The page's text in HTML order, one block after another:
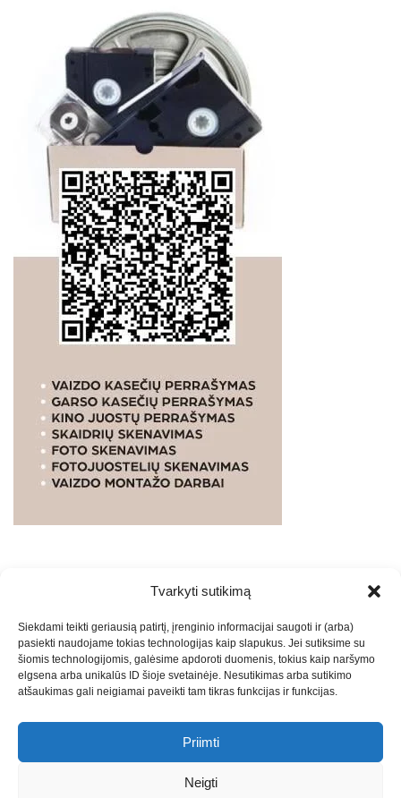
Tvarkyti sutikimą
Siekdami teikti geriausią patirtį, įrenginio informacijai saugoti ir (arba)
pasiekti naudojame tokias technologijas kaip slapukus. Jei sutiksime su
šiomis technologijomis, galėsime apdoroti duomenis, tokius kaip naršymo
elgsena arba unikalūs ID šioje svetainėje. Nesutikimas arba sutikimo
atšaukimas gali neigiamai paveikti tam tikras funkcijas ir funkcijas.
Priimti
Neigti
PASLAUGOS. SEO tekstų rašymas, turinio kūrimas,
straipsnių rašymas ir talpinimas į mūsų valdomas
svetaines.2026Armijai.LTTheme: Express News ByAdore
Themes.
Marketingo agentūra -Teisinės
-Saulius Narbutas